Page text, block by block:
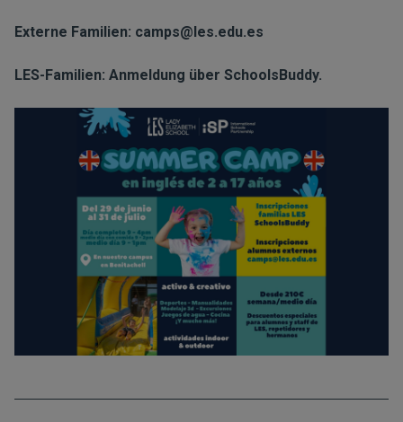
Externe Familien: camps@les.edu.es
LES-Familien: Anmeldung über SchoolsBuddy.